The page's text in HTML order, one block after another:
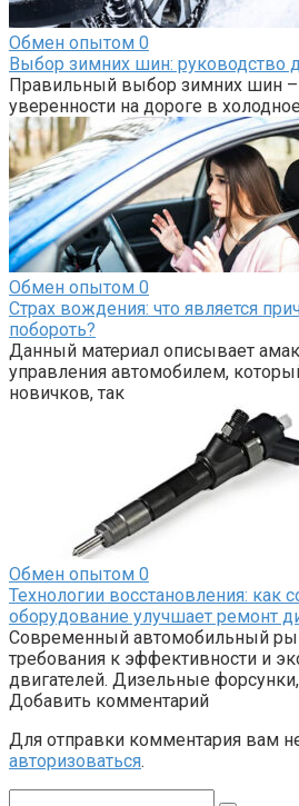
Обмен опытом 0
Выбор зимних шин: руководство
Правильный выбор зимних шин –
уверенности на дороге в
Обмен опытом 0
Страх вождения: что является
побороть?
Данный материал описывает
управления автомобилем,
новичков, так
Обмен опытом 0
Технологии восстановления: как
оборудование улучшает ремонт
Современный автомобильный
требования к эффективности и
двигателей. Дизельные
Добавить комментарий
Для отправки комментария вам
авторизоваться.